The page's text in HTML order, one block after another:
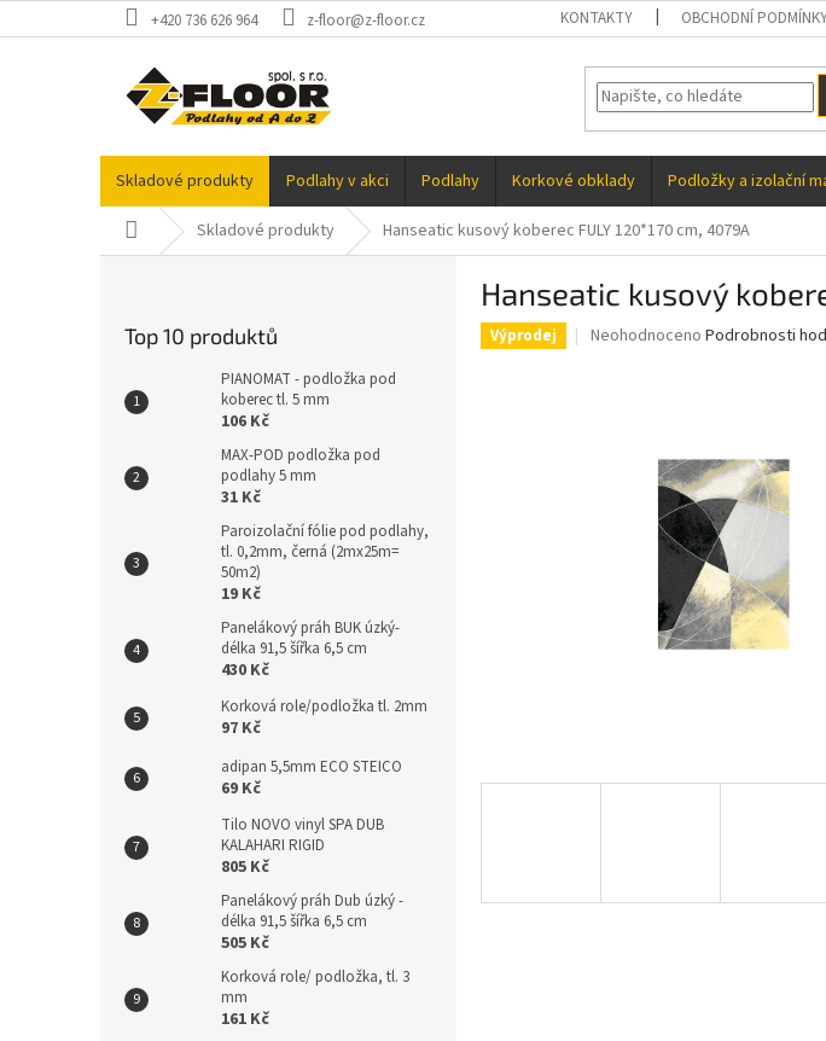
na
+420 736 626 964 z-floor@z-floor.cz KONTAKTY OBCHODNÍ
Skladové produkty Podlahy v akci Podlahy Korkové obklady Podložky a izolační
Domů Skladové produkty Hanseatic kusový koberec FULY 120*170 cm, 4079A
Top 10 produktů
PIANOMAT - podložka pod
koberec tl. 5 mm
106 Kč
MAX-POD podložka pod
podlahy 5 mm
31 Kč
Paroizolační fólie pod podlahy,
tl. 0,2mm, černá (2mx25m=
50m2)
19 Kč
Panelákový práh BUK úzký-
délka 91,5 šířka 6,5 cm
430 Kč
Korková role/podložka tl. 2mm
97 Kč
adipan 5,5mm ECO STEICO
69 Kč
Tilo NOVO vinyl SPA DUB
KALAHARI RIGID
805 Kč
Panelákový práh Dub úzký -
délka 91,5 šířka 6,5 cm
505 Kč
Korková role/ podložka, tl. 3
mm
161 Kč
Hanseatic kusový
Výprodej
Průměrné
hvězdiček.
Neohodnoceno Podrobnosti